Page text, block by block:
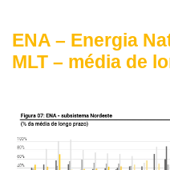
ENA – Energia
MLT – média de